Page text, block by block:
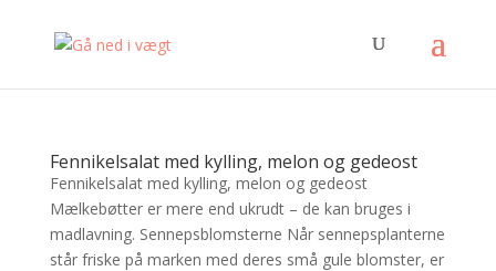
Fennikelsalat med kylling, melon og gedeost
Fennikelsalat med kylling, melon og gedeost
Mælkebøtter er mere end ukrudt – de kan bruges i
madlavning. Sennepsblomsterne Når sennepsplanterne
står friske på marken med deres små gule blomster, er